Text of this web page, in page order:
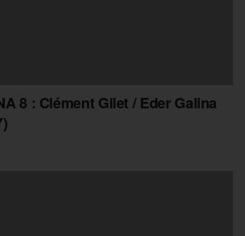
8 : Clément Gilet / Eder Galina